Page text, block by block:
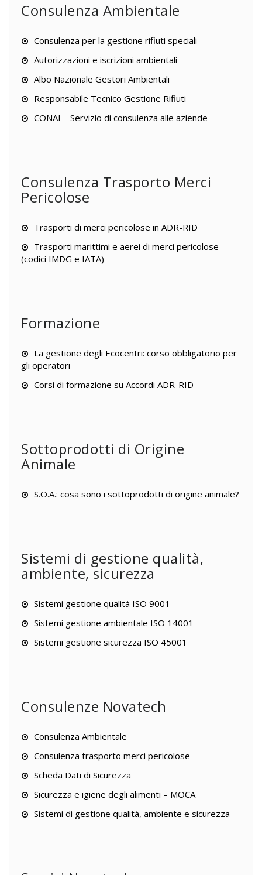
Consulenza Ambientale
Consulenza per la gestione rifiuti speciali
Autorizzazioni e iscrizioni ambientali
Albo Nazionale Gestori Ambientali
Responsabile Tecnico Gestione Rifiuti
CONAI – Servizio di consulenza alle aziende
Consulenza Trasporto Merci
Pericolose
Trasporti di merci pericolose in ADR-RID
Trasporti marittimi e aerei di merci pericolose
(codici IMDG e IATA)
Formazione
La gestione degli Ecocentri: corso obbligatorio per
gli operatori
Corsi di formazione su Accordi ADR-RID
Sottoprodotti di Origine
Animale
S.O.A.: cosa sono i sottoprodotti di origine animale?
Sistemi di gestione qualità,
ambiente, sicurezza
Sistemi gestione qualità ISO 9001
Sistemi gestione ambientale ISO 14001
Sistemi gestione sicurezza ISO 45001
Consulenze Novatech
Consulenza Ambientale
Consulenza trasporto merci pericolose
Scheda Dati di Sicurezza
Sicurezza e igiene degli alimenti – MOCA
Sistemi di gestione qualità, ambiente e sicurezza